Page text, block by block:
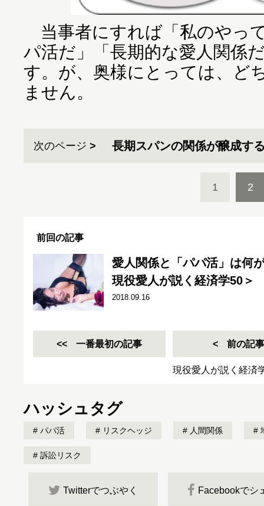
当事者にすれば「私のやっ
パ活だ」「長期的な愛人関係
す。が、奥様にとっては、ど
ません。
次のページ 長期スパンの関係が醸成す
1 2
前回の記事
愛人関係と「パパ活」は何
現役愛人が説く経済学50＞
2018.09.16
一番最初の記事 前の記事
現役愛人が説く経済
ハッシュタグ
パパ活 リスクヘッジ 人間関係
訴訟リスク
Twitterでつぶやく Facebookでシ